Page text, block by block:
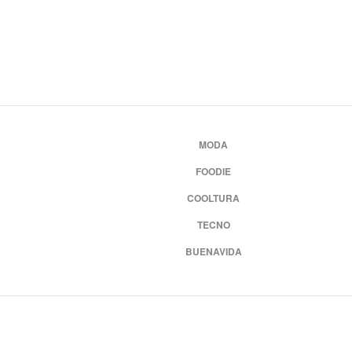
MODA
FOODIE
COOLTURA
TECNO
BUENAVIDA